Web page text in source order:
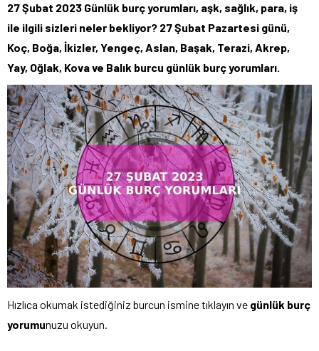
27 Şubat 2023 Günlük burç yorumları, aşk, sağlık, para, iş
ile ilgili sizleri neler bekliyor? 27 Şubat Pazartesi günü,
Koç, Boğa, İkizler, Yengeç, Aslan, Başak, Terazi, Akrep,
Yay, Oğlak, Kova ve Balık burcu günlük burç yorumları.
Hızlıca okumak istediğiniz burcun ismine tıklayın ve günlük burç
yorumunuzu okuyun.